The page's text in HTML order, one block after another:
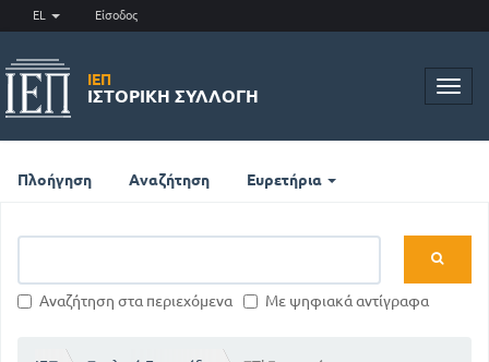
EL Είσοδος
ΙΕΠ
ΙΣΤΟΡΙΚΉ ΣΥΛΛΟΓΉ
Πλοήγηση Αναζήτηση Ευρετήρια
Αναζήτηση στα περιεχόμενα Με ψηφιακά αντίγραφα